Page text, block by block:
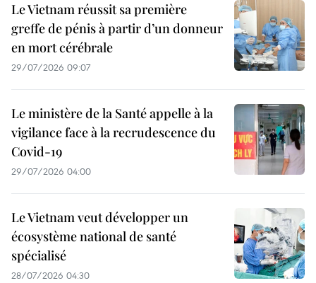
Le Vietnam réussit sa première
greffe de pénis à partir d’un donneur
en mort cérébrale
29/07/2026 09:07
Le ministère de la Santé appelle à la
vigilance face à la recrudescence du
Covid-19
29/07/2026 04:00
Le Vietnam veut développer un
écosystème national de santé
spécialisé
28/07/2026 04:30